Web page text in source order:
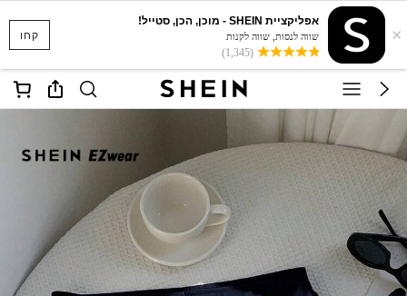
קחו ×
אפליקציית SHEIN - מוכן, הכן, סטייל!
שווה לנסות, שווה לקנות
(1,345)